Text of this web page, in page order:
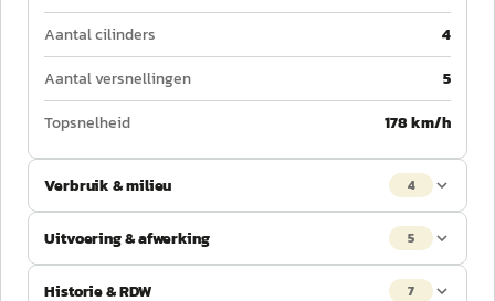
Aantal cilinders
4
Aantal versnellingen
5
Topsnelheid
178 km/h
Verbruik & milieu 4
Uitvoering & afwerking 5
Historie & RDW 7